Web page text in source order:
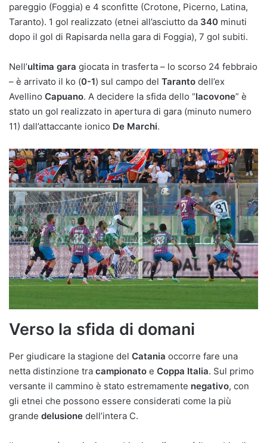
pareggio (Foggia) e 4 sconfitte (Crotone, Picerno, Latina,
Taranto). 1 gol realizzato (etnei all’asciutto da 340 minuti
dopo il gol di Rapisarda nella gara di Foggia), 7 gol subiti.
Nell’ultima gara giocata in trasferta – lo scorso 24 febbraio
– è arrivato il ko (0-1) sul campo del Taranto dell’ex
Avellino Capuano. A decidere la sfida dello “Iacovone” è
stato un gol realizzato in apertura di gara (minuto numero
11) dall’attaccante ionico De Marchi.
Verso la sfida di domani
Per giudicare la stagione del Catania occorre fare una
netta distinzione tra campionato e Coppa Italia. Sul primo
versante il cammino è stato estremamente negativo, con
gli etnei che possono essere considerati come la più
grande delusione dell’intera C.